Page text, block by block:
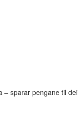
– sparar pengane til dei